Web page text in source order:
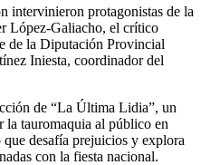
intervinieron protagonistas de la
López-Galiacho, el crítico
de la Diputación Provincial
Iniesta, coordinador del
de “La Última Lidia”, un
la tauromaquia al público en
desafía prejuicios y explora
con la fiesta nacional.